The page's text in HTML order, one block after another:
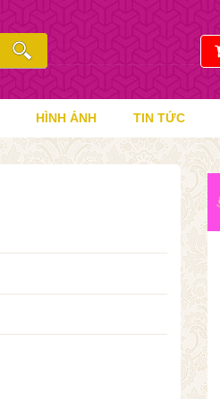
HÌNH ẢNH TIN TỨC